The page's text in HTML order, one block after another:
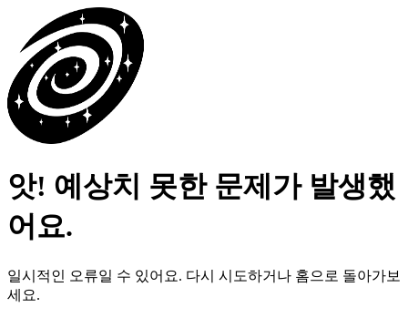
앗! 예상치 못한 문제가 발생했
어요.
일시적인 오류일 수 있어요. 다시 시도하거나 홈으로 돌아가보
세요.